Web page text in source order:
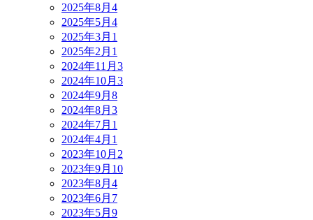
2025年8月 4
2025年5月 4
2025年3月 1
2025年2月 1
2024年11月 3
2024年10月 3
2024年9月 8
2024年8月 3
2024年7月 1
2024年4月 1
2023年10月 2
2023年9月 10
2023年8月 4
2023年6月 7
2023年5月 9